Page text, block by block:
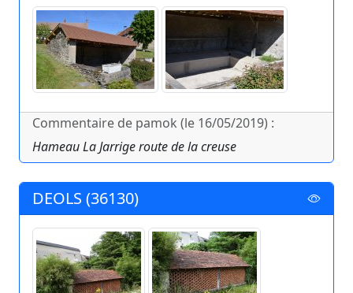
Commentaire de pamok (le 16/05/2019) :
Hameau La Jarrige route de la creuse
DEOLS (36130)